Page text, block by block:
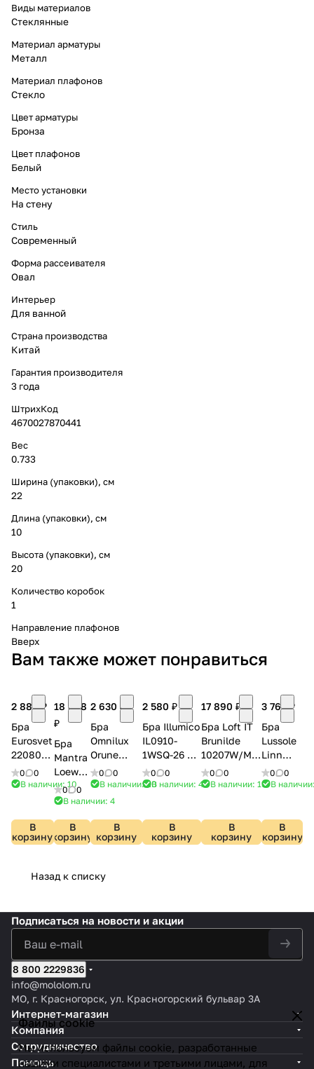
Виды материалов
Стеклянные
Материал арматуры
Металл
Материал плафонов
Стекло
Цвет арматуры
Бронза
Цвет плафонов
Белый
Место установки
На стену
Стиль
Современный
Форма рассеивателя
Овал
Интерьер
Для ванной
Страна производства
Китай
Гарантия производителя
3 года
ШтрихКод
4670027870441
Вес
0.733
Ширина (упаковки), см
22
Длина (упаковки), см
10
Высота (упаковки), см
20
Количество коробок
1
Направление плафонов
Вверх
Вам также может понравиться
2 880 ₽
Бра
Eurosvet
22080/1
хром
0
0
В наличии: 10
В
корзину
18 888
₽
Бра
Mantra
Loewe
4634
0
0
В наличии: 4
В
корзину
2 630 ₽
Бра
Omnilux
Orune
OML-
53001-01
0
0
В наличии: 20
В
корзину
2 580 ₽
Бра Illumico
IL0910-
1WSQ-26 AB
ELITE
0
0
В наличии: 4
В
корзину
17 890 ₽
Бра Loft IT
Brunilde
10207W/M
Chrome
0
0
В наличии: 19
В
корзину
3 762 ₽
Бра
Lussole
Linn
LSP-
8874
0
0
В
В
корзину
Назад к списку
Файлы cookie
Мы используем файлы cookie, разработанные
нашими специалистами и третьими лицами, для
Подписаться на новости и акции
8 800 2229836
info@mololom.ru
МО, г. Красногорск, ул. Красногорский бульвар 3А
Интернет-магазин
Компания
Сотрудничество
Помощь